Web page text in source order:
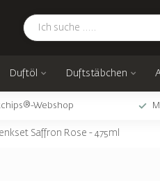
Duftöl Duftstäbchen
Webshop
Saffron Rose - 475ml